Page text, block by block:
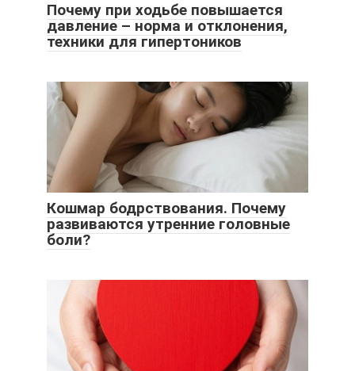
Почему при ходьбе повышается
давление – норма и отклонения,
техники для гипертоников
Кошмар бодрствования. Почему
развиваются утренние головные
боли?